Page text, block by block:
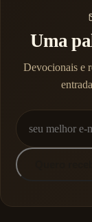
Uma
Devocionais e